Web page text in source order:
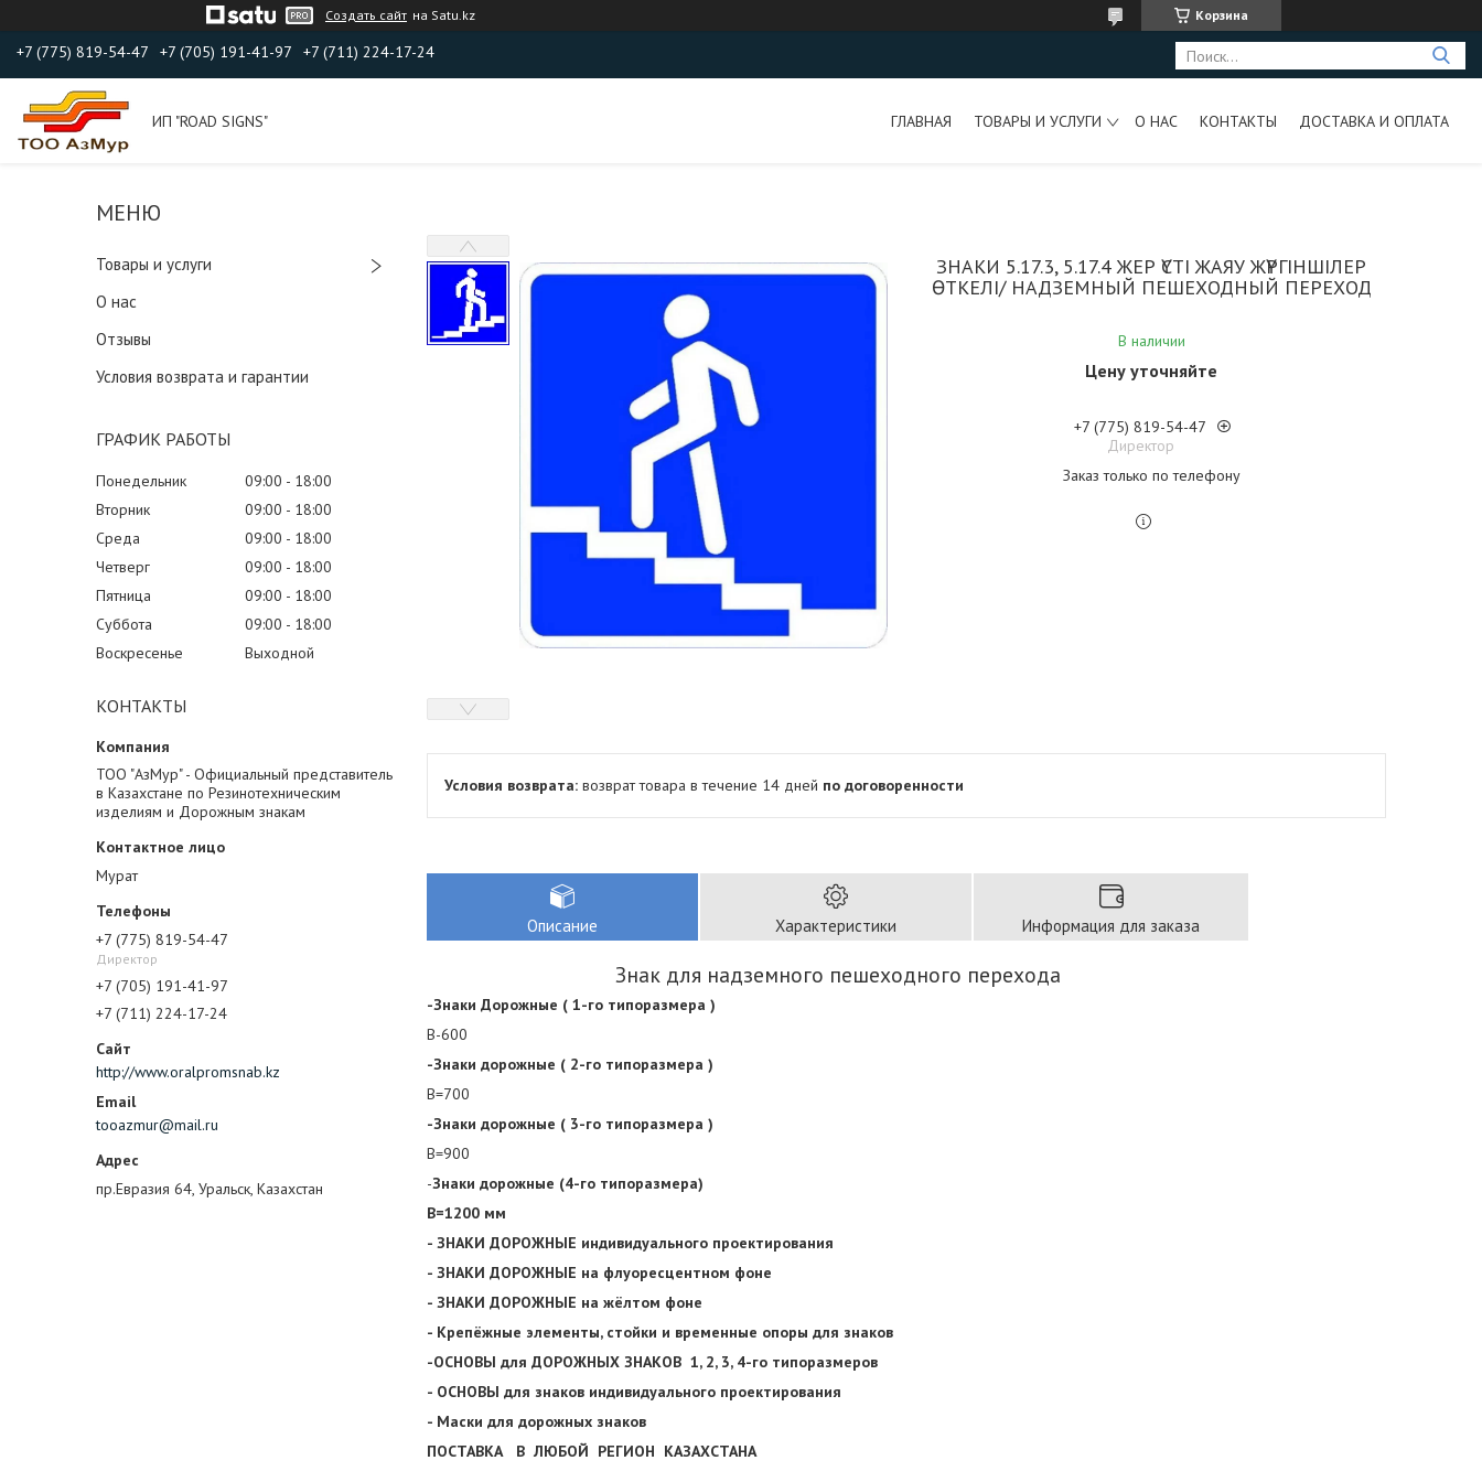
Создать сайт на Satu.kz Корзина
+7 (775) 819-54-47 +7 (705) 191-41-97 +7 (711) 224-17-24
ИП "ROAD SIGNS" ГЛАВНАЯ ТОВАРЫ И УСЛУГИ О НАС КОНТАКТЫ ДОСТАВКА И ОПЛАТА
Товары и услуги
О нас
Отзывы
Условия возврата и гарантии
ГРАФИК РАБОТЫ
Понедельник 09:00
18:00
Вторник
09:00
18:00
Среда
09:00
18:00
Четверг
09:00
18:00
Пятница
09:00
18:00
Суббота
09:00
18:00
Воскресенье
Выходной
КОНТАКТЫ
ТОО "АзМур" - Официальный представитель
в Казахстане по Резинотехническим
изделиям и Дорожным знакам
Мурат
+7 (775) 819-54-47
Директор
+7 (705) 191-41-97
+7 (711) 224-17-24
http://www.oralpromsnab.kz
tooazmur@mail.ru
пр.Евразия 64, Уральск, Казахстан
ЗНАКИ 5.17.3, 5.17.4 ЖЕР ҮСТІ ЖАЯУ ЖҮРГІНШІЛЕР
ӨТКЕЛІ/ НАДЗЕМНЫЙ ПЕШЕХОДНЫЙ ПЕРЕХОД
В наличии
Цену уточняйте
+7 (775) 819-54-47
Директор
Заказ только по телефону
возврат товара в течение 14 дней по договоренности
Описание Характеристики Информация для заказа
Знак для надземного пешеходного перехода
-Знаки Дорожные ( 1-го типоразмера )
В-600
-Знаки дорожные ( 2-го типоразмера )
В=700
-Знаки дорожные ( 3-го типоразмера )
В=900
-Знаки дорожные (4-го типоразмера)
В=1200 мм
- ЗНАКИ ДОРОЖНЫЕ индивидуального проектирования
- ЗНАКИ ДОРОЖНЫЕ на флуоресцентном фоне
- ЗНАКИ ДОРОЖНЫЕ на жёлтом фоне
- Крепёжные элементы, стойки и временные опоры для знаков
-ОСНОВЫ для ДОРОЖНЫХ ЗНАКОВ 1, 2, 3, 4-го типоразмеров
- ОСНОВЫ для знаков индивидуального проектирования
- Маски для дорожных знаков
ПОСТАВКА В ЛЮБОЙ РЕГИОН КАЗАХСТАНА